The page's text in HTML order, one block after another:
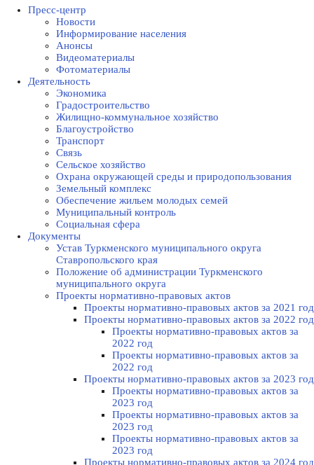
Пресс-центр
Новости
Информирование населения
Анонсы
Видеоматериалы
Фотоматериалы
Деятельность
Экономика
Градостроительство
Жилищно-коммунальное хозяйство
Благоустройство
Транспорт
Связь
Сельское хозяйство
Охрана окружающей среды и природопользования
Земельный комплекс
Обеспечение жильем молодых семей
Муниципальный контроль
Социальная сфера
Документы
Устав Туркменского муниципального округа
Ставропольского края
Положение об администрации Туркменского
муниципального округа
Проекты нормативно-правовых актов
Проекты нормативно-правовых актов за 2021 год
Проекты нормативно-правовых актов за 2022 год
Проекты нормативно-правовых актов за
2022 год
Проекты нормативно-правовых актов за
2022 год
Проекты нормативно-правовых актов за 2023 год
Проекты нормативно-правовых актов за
2023 год
Проекты нормативно-правовых актов за
2023 год
Проекты нормативно-правовых актов за
2023 год
Проекты нормативно-правовых актов за 2024 год